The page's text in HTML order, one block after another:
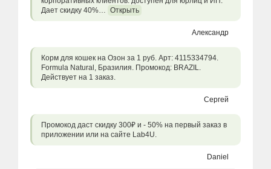
Дает скидку 40%…
Открыть
Александр
Корм для кошек на Озон за 1 руб. Арт: 4115334794.
Formula Natural, Бразилия. Промокод: BRAZIL.
Действует на 1 заказ.
Сергей
Промокод даст скидку 300₽ и - 50% на первый заказ в
приложении или на сайте Lab4U.
Daniel